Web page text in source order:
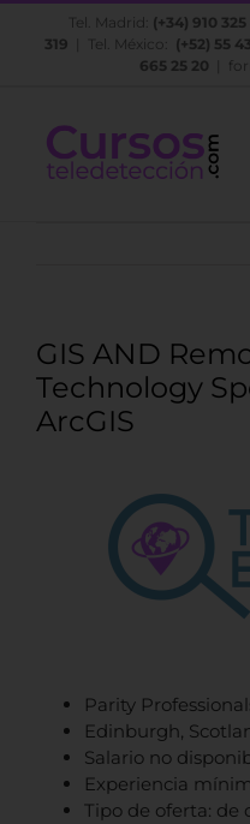
Saltar
Tel. Madrid: (+34) 910
319 | Tel. México: (+52) 55
665 25 20
GIS AND
Technology
ArcGIS
Parity
Edinburgh,
Salario no
Experiencia
Tipo de oferta: